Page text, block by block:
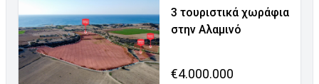
3 τουριστικά χωράφια
στην Αλαμινό
€4.000.000